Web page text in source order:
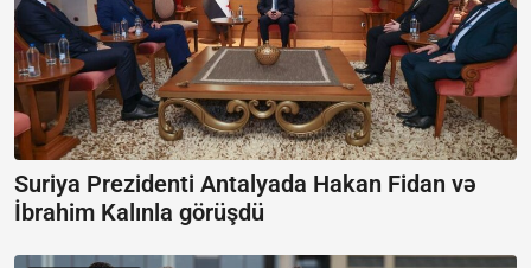
Suriya Prezidenti Antalyada Hakan Fidan və
İbrahim Kalınla görüşdü